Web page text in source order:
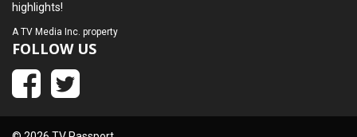
highlights!
ATV Media Inc. property
FOLLOW US